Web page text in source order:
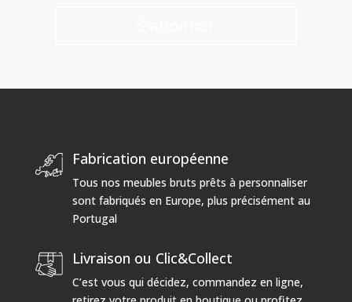
Fabrication européenne
Tous nos meubles bruts prêts à personnaliser
sont fabriqués en Europe, plus précisément au
Portugal
Livraison ou Clic&Collect
C’est vous qui décidez, commandez en ligne,